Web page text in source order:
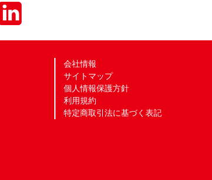
会社情報
サイトマップ
個人情報保護方針
利用規約
特定商取引法に基づく表記